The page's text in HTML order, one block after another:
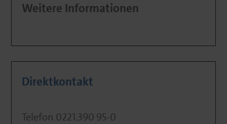
Weitere Informationen
Direktkontakt
Telefon 0221.390 95-0